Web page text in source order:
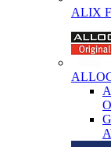
ALIX